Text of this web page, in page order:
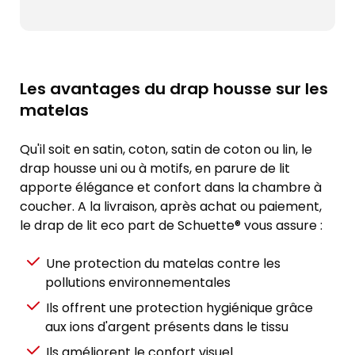
Les avantages du drap housse sur les
matelas
Qu'il soit en satin, coton, satin de coton ou lin, le
drap housse uni ou à motifs, en parure de lit
apporte élégance et confort dans la chambre à
coucher. A la livraison, après achat ou paiement,
le drap de lit eco part de Schuette® vous assure :
Une protection du matelas contre les
pollutions environnementales
Ils offrent une protection hygiénique grâce
aux ions d'argent présents dans le tissu